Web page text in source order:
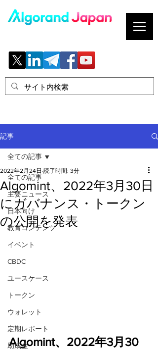
記事
全ての記事
主要ニュース
日本向け
教育コンテンツ
イベント
CBDC
ユースケース
トークン
ウォレット
定期レポート
助成金
全ての記事
Algomint、2022年3月30日
にガバナンス・トークン
の公開を発表
2022年2月24日 読了時間: 3分
Algomint、2022年3月30